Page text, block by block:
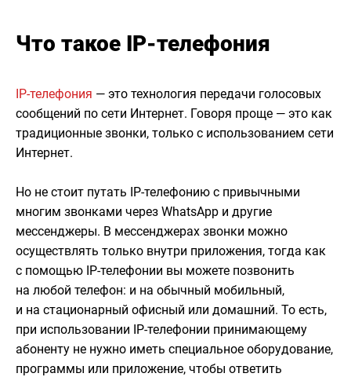
Что такое IP-телефония
IP-телефония — это технология передачи голосовых
сообщений по сети Интернет. Говоря проще — это как
традиционные звонки, только с использованием сети
Интернет.
Но не стоит путать IP-телефонию с привычными
многим звонками через WhatsApp и другие
мессенджеры. В мессенджерах звонки можно
осуществлять только внутри приложения, тогда как
с помощью IP-телефонии вы можете позвонить
на любой телефон: и на обычный мобильный,
и на стационарный офисный или домашний. То есть,
при использовании IP-телефонии принимающему
абоненту не нужно иметь специальное оборудование,
программы или приложение, чтобы ответить